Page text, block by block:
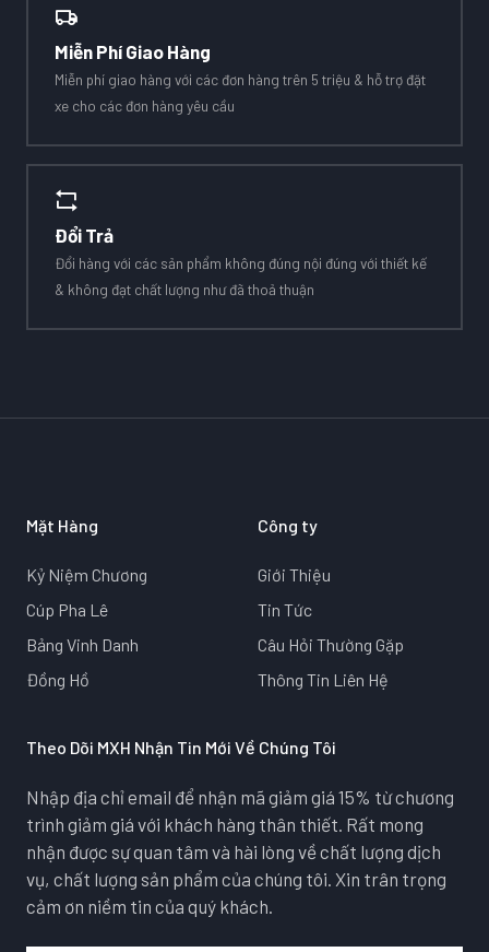
Miễn Phí Giao Hàng
Miễn phí giao hàng với các đơn hàng trên 5 triệu & hỗ trợ đặt
xe cho các đơn hàng yêu cầu
Đổi Trả
Đổi hàng với các sản phẩm không đúng nội đúng với thiết kế
& không đạt chất lượng như đã thoả thuận
Mặt Hàng
Kỷ Niệm Chương
Cúp Pha Lê
Bảng Vinh Danh
Đồng Hồ
Công ty
Giới Thiệu
Tin Tức
Câu Hỏi Thường Gặp
Thông Tin Liên Hệ
Theo Dõi MXH Nhận Tin Mới Về Chúng Tôi
Nhập địa chỉ email để nhận mã giảm giá 15% từ chương
trình giảm giá với khách hàng thân thiết. Rất mong
nhận được sự quan tâm và hài lòng về chất lượng dịch
vụ, chất lượng sản phẩm của chúng tôi. Xin trân trọng
cảm ơn niềm tin của quý khách.